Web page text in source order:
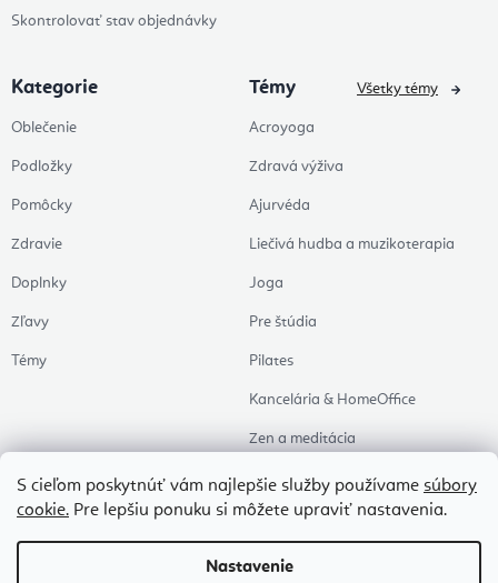
S cieľom poskytnúť vám najlepšie služby používame súbory
cookie. Pre lepšiu ponuku si môžete upraviť nastavenia.
Nastavenie
Skontrolovať stav objednávky
Kategorie
Oblečenie
Podložky
Pomôcky
Zdravie
Doplnky
Zľavy
Témy
Témy
Acroyoga
Zdravá výživa
Ajurvéda
Liečivá hudba a muzikoterapia
Joga
Pre štúdia
Pilates
Kancelária & HomeOffice
Zen a meditácia
Aromaterapia
Zdravý spánok
Naše obľúbené
Všetky témy